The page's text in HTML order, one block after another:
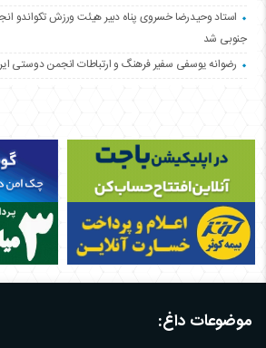
استاد وحیدرضا خسروی پناه دبیر هیئت ورزش تکواندو
جنوبی شد
رضوانه یوسفی سفیر فرهنگ و ارتباطات انجمن دوستی
موضوعات داغ: